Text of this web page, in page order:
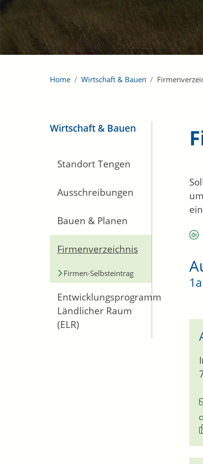
Home Wirtschaft & Bauen
Wirtschaft & Bauen
Standort Tengen
Ausschreibungen
Bauen & Planen
Firmenverzeichnis
Firmen-Selbsteintrag
Entwicklungsprogramm
Ländlicher Raum
(ELR)